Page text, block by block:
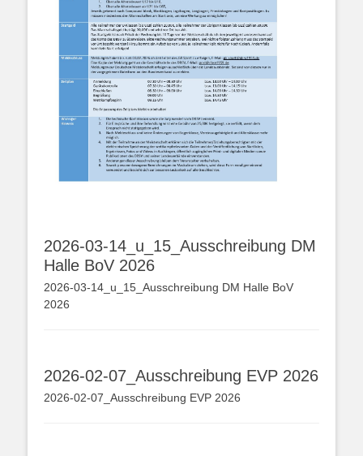
2026-03-14_u_15_Ausschreibung DM
Halle BoV 2026
2026-03-14_u_15_Ausschreibung DM Halle BoV
2026
2026-02-07_Ausschreibung EVP 2026
2026-02-07_Ausschreibung EVP 2026